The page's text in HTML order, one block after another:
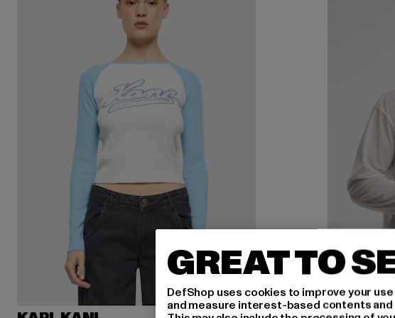
GREAT TO
DefShop uses cookies to improve your
and measure interest-based contents